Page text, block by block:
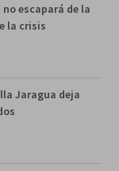
escapará de la
la crisis
Jaragua deja